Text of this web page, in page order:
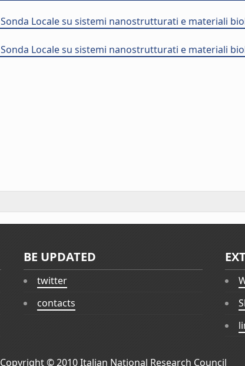
Locale su sistemi nanostrutturati e materiali
Locale su sistemi nanostrutturati e materiali
BE UPDATED
twitter
contacts
Copyright © 2010Italian National Research Council